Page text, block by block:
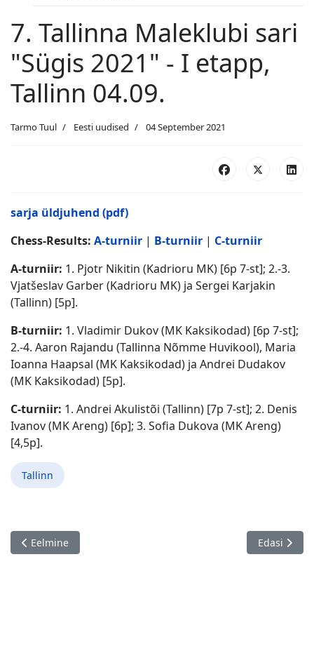
7. Tallinna Maleklubi sari
"Sügis 2021" - I etapp,
Tallinn 04.09.
Tarmo Tuul Eesti uudised 04 September 2021
sarja üldjuhend (pdf)
Chess-Results: A-turniir | B-turniir | C-turniir
A-turniir: 1. Pjotr Nikitin (Kadrioru MK) [6p 7-st]; 2.-3.
Vjatšeslav Garber (Kadrioru MK) ja Sergei Karjakin
(Tallinn) [5p].
B-turniir: 1. Vladimir Dukov (MK Kaksikodad) [6p 7-st];
2.-4. Aaron Rajandu (Tallinna Nõmme Huvikool), Maria
Ioanna Haapsal (MK Kaksikodad) ja Andrei Dudakov
(MK Kaksikodad) [5p].
C-turniir: 1. Andrei Akulistõi (Tallinn) [7p 7-st]; 2. Denis
Ivanov (MK Areng) [6p]; 3. Sofia Dukova (MK Areng)
[4,5p].
Tallinn
Eelmine artikkel: Gunnar Uusi memoriaal 2021, Tartu 03.09. -
Eelmine Järgmine
Edasi